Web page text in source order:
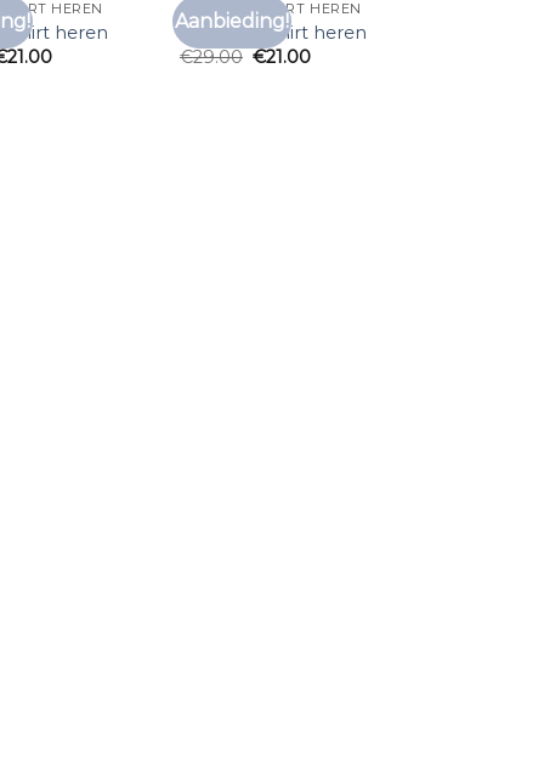
Toevoegen
aan
HEREN
shirt heren
21.00
Aanbieding!
Toevoegen
aan
ZEEMAN T SHIRT HEREN
zeeman t shirt heren
€29.00 €21.00